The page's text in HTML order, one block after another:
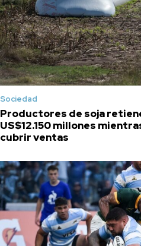
Sociedad
Productores de soja
US$12.150 millones
cubrir ventas